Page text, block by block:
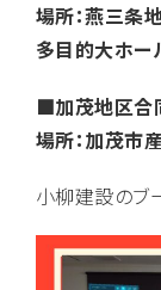
場所：燕三条
多目的大ホー
■加茂地区
場所：加茂市
小柳建設のブ